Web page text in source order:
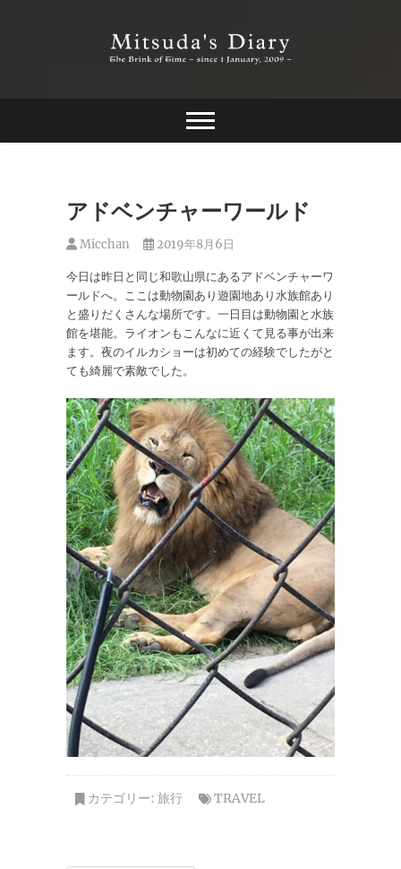
Mitsuda's Diary
アドベンチャーワールド
Micchan 2019年8月6日
今日は昨日と同じ和歌山県にあるアドベンチャーワ
ールドへ。ここは動物園あり遊園地あり水族館あり
と盛りだくさんな場所です。一日目は動物園と水族
館を堪能。ライオンもこんなに近くて見る事が出来
ます。夜のイルカショーは初めての経験でしたがと
ても綺麗で素敵でした。
カテゴリー: 旅行 TRAVEL